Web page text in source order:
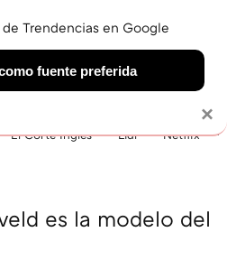
GASTRO SNEAKERS
El Corte Inglés Lidl Netflix
es la modelo del
×
Trendencias en Google
fuente preferida